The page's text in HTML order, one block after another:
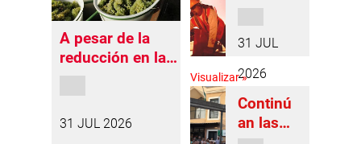
A pesar de la
reducción en la
se mantiene en
31 JUL 2026
ciación
en la
ón de
los
31 JUL
2026
Visualizar »
Continú
an las